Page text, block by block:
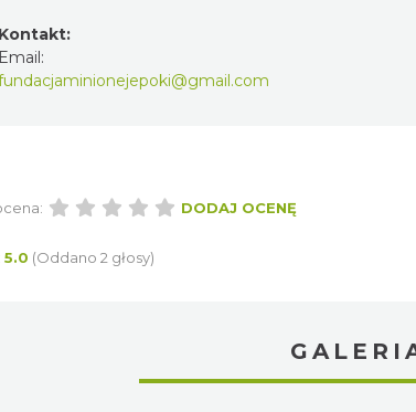
Kontakt:
Email:
DODAJ OCENĘ
5.0 (Oddano 2 głosy)